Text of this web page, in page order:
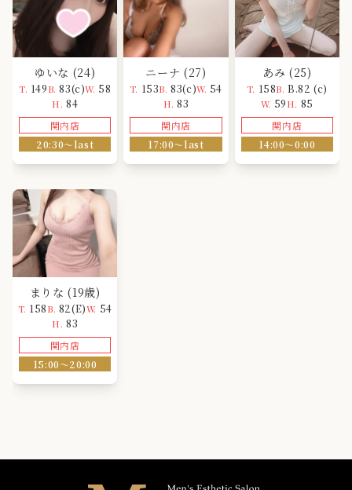
ゆいな (24)
T. 149 B. 83(c)W. 58
H. 84
関内店
20:30〜last
ニーナ (27)
T. 153B. 83(c)W. 54
H. 83
関内店
17:00〜last
あみ (25)
T. 158B. B.82 (c)
W. 59 H. 85
関内店
14:00〜0:00
まりな(19歳)
T. 158 B. 82(E)W. 54
H. 83
関内店
15:00〜20:00